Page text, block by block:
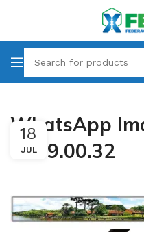
WhatsApp
at 09.00.32
18
JUL